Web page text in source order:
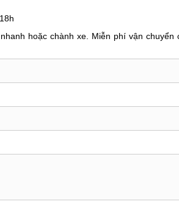
hoặc chành xe. Miễn phí vận chuyển